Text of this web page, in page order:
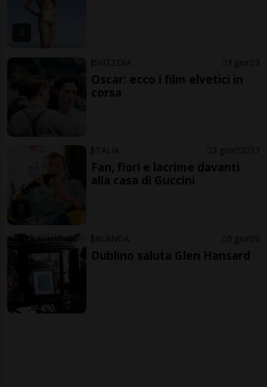
SVIZZERA 3 gior 3
Oscar: ecco i film elvetici in
corsa
ITALIA 3 gior 2 17
Fan, fiori e lacrime davanti
alla casa di Guccini
IRLANDA 5 gior 6
Dublino saluta Glen Hansard